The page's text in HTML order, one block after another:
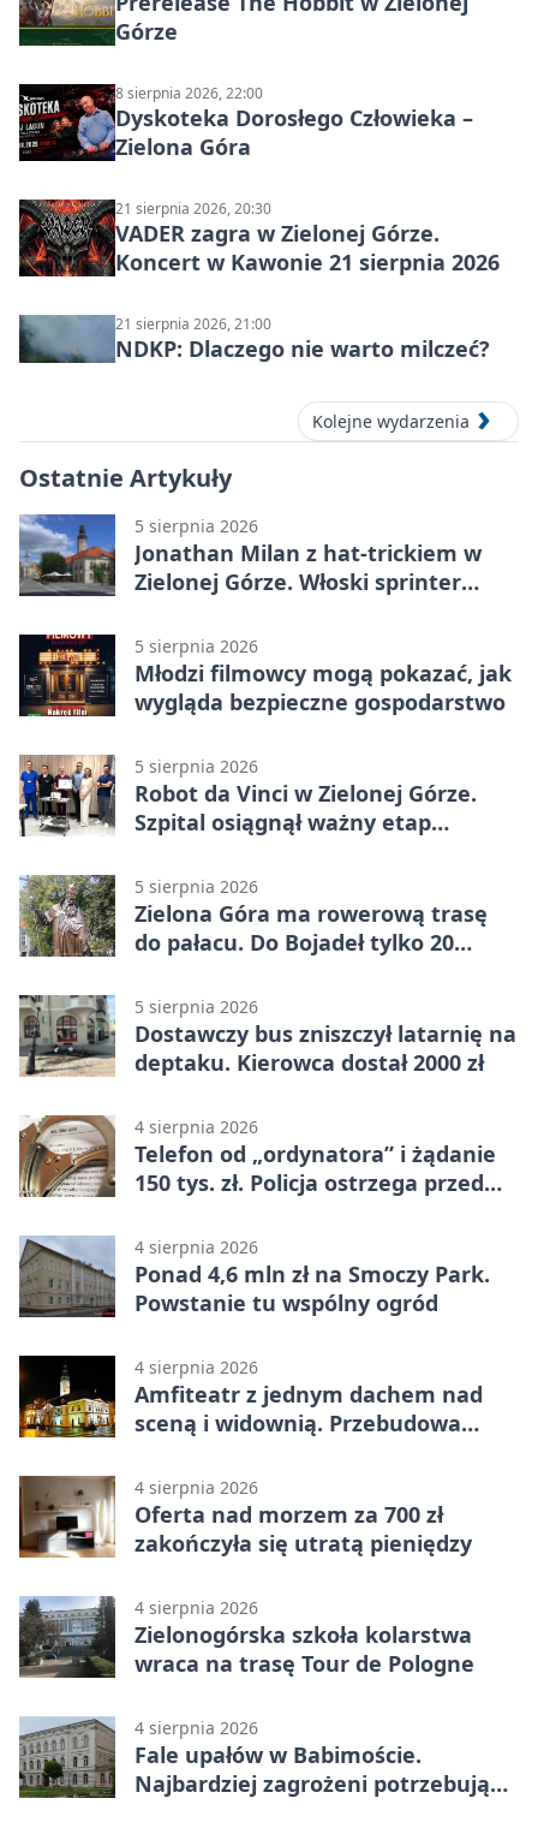
Górze
8 sierpnia 2026, 22:00
Dyskoteka Dorosłego Człowieka –
Zielona Góra
21 sierpnia 2026, 20:30
VADER zagra w Zielonej Górze.
Koncert w Kawonie 21 sierpnia 2026
21 sierpnia 2026, 21:00
NDKP: Dlaczego nie warto milczeć?
Kolejne wydarzenia
Ostatnie Artykuły
5 sierpnia 2026
Jonathan Milan z hat-trickiem w
Zielonej Górze. Włoski sprinter
5 sierpnia 2026
Młodzi filmowcy mogą pokazać, jak
wygląda bezpieczne gospodarstwo
5 sierpnia 2026
Robot da Vinci w Zielonej Górze.
Szpital osiągnął ważny etap
5 sierpnia 2026
Zielona Góra ma rowerową trasę
do pałacu. Do Bojadeł tylko 20
5 sierpnia 2026
Dostawczy bus zniszczył latarnię na
deptaku. Kierowca dostał 2000 zł
4 sierpnia 2026
Telefon od „ordynatora” i żądanie
150 tys. zł. Policja ostrzega przed
4 sierpnia 2026
Ponad 4,6 mln zł na Smoczy Park.
Powstanie tu wspólny ogród
4 sierpnia 2026
Amfiteatr z jednym dachem nad
sceną i widownią. Przebudowa
4 sierpnia 2026
Oferta nad morzem za 700 zł
zakończyła się utratą pieniędzy
4 sierpnia 2026
Zielonogórska szkoła kolarstwa
wraca na trasę Tour de Pologne
4 sierpnia 2026
Fale upałów w Babimoście.
Najbardziej zagrożeni potrzebują